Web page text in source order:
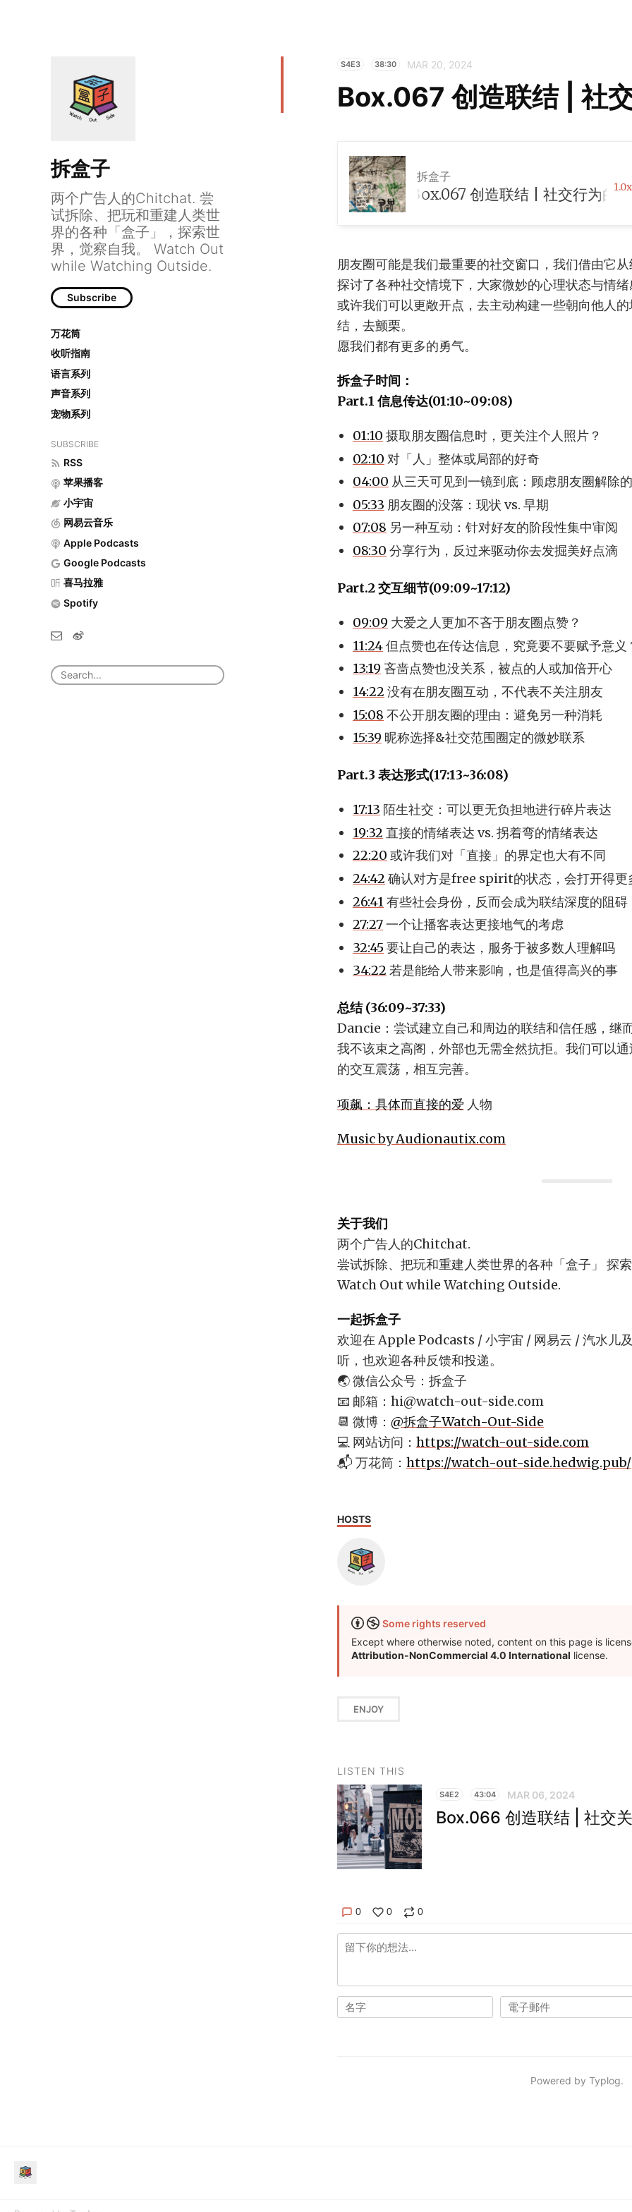
拆盒子
两个广告人的Chitchat. 尝
试拆除、把玩和重建人类世
界的各种「盒子」，探索世
界，觉察自我。 Watch Out
while Watching Outside.
Subscribe
万花筒
收听指南
语言系列
声音系列
宠物系列
SUBSCRIBE
RSS
苹果播客
小宇宙
网易云音乐
Apple Podcasts
Google Podcasts
喜马拉雅
Spotify
S4E3 38:30 MAR 20, 2024
Box.067 创造联结 | 社
拆盒子
Box.067 创造联结 | 社交行为的放大1.0x
朋友圈可能是我们最重要的社交窗口，我们借由它
探讨了各种社交情境下，大家微妙的心理状态与情
或许我们可以更敞开点，去主动构建一些朝向他人
结，去颤栗。
愿我们都有更多的勇气。
拆盒子时间：
Part.1 信息传达(01:10~09:08)
01:10 摄取朋友圈信息时，更关注个人照片？
02:10 对「人」整体或局部的好奇
04:00 从三天可见到一镜到底：顾虑朋友圈解除
05:33 朋友圈的没落：现状 vs. 早期
07:08 另一种互动：针对好友的阶段性集中审阅
08:30 分享行为，反过来驱动你去发掘美好点滴
Part.2 交互细节(09:09~17:12)
09:09 大爱之人更加不吝于朋友圈点赞？
11:24但点赞也在传达信息，究竟要不要赋予意义
13:19 吝啬点赞也没关系，被点的人或加倍开心
14:22 没有在朋友圈互动，不代表不关注朋友
15:08 不公开朋友圈的理由：避免另一种消耗
15:39 昵称选择&社交范围圈定的微妙联系
Part.3 表达形式(17:13~36:08)
17:13 陌生社交：可以更无负担地进行碎片表达
19:32 直接的情绪表达 vs. 拐着弯的情绪表达
22:20 或许我们对「直接」的界定也大有不同
24:42 确认对方是free spirit的状态，会打开得更
26:41有些社会身份，反而会成为联结深度的阻碍
27:27一个让播客表达更接地气的考虑
32:45 要让自己的表达，服务于被多数人理解吗
34:22 若是能给人带来影响，也是值得高兴的事
总结 (36:09~37:33)
Dancie：尝试建立自己和周边的联结和信任感，继
我不该束之高阁，外部也无需全然抗拒。我们可以
的交互震荡，相互完善。
项飙：具体而直接的爱 人物
Music by Audionautix.com
关于我们
两个广告人的Chitchat.
尝试拆除、把玩和重建人类世界的各种「盒子」 探
Watch Out while Watching Outside.
一起拆盒子
欢迎在 Apple Podcasts / 小宇宙 / 网易云 / 汽水儿
听，也欢迎各种反馈和投递。
🌏 微信公众号：拆盒子
📧 邮箱： hi@watch-out-side.com
📆 微博： @拆盒子Watch-Out-Side
💻 网站访问： https://watch-out-side.com
📬 万花筒： https://watch-out-side.hedwig.pub/
HOSTS
Some rights reserved
Except where otherwise noted, content on this page is
Attribution-NonCommercial 4.0 International license.
ENJOY
LISTEN THIS
S4E2 43:04 MAR 06, 2024
Box.066 创造联结 | 社交